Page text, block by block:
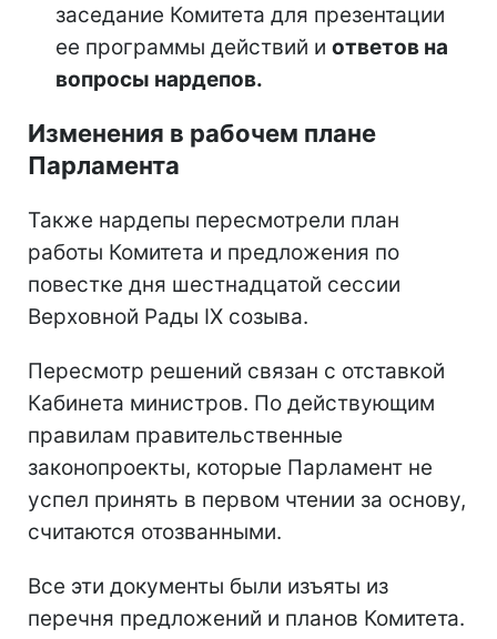
заседание Комитета для презентации
ее программы действий и ответов на
вопросы нардепов.
Изменения в рабочем плане
Парламента
Также нардепы пересмотрели план
работы Комитета и предложения по
повестке дня шестнадцатой сессии
Верховной Рады IX созыва.
Пересмотр решений связан с отставкой
Кабинета министров. По действующим
правилам правительственные
законопроекты, которые Парламент не
успел принять в первом чтении за основу,
считаются отозванными.
Все эти документы были изъяты из
перечня предложений и планов Комитета.